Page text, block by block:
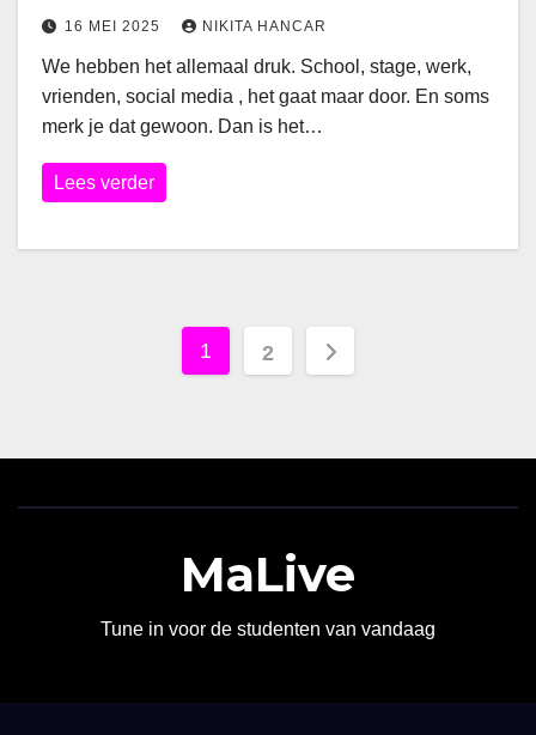
16 MEI 2025 NIKITA HANCAR
We hebben het allemaal druk. School, stage, werk,
vrienden, social media , het gaat maar door. En soms
merk je dat gewoon. Dan is het…
Lees verder
Berichten
1 2
MaLive
Tune in voor de studenten van vandaag